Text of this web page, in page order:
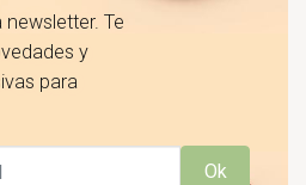
Te
y
para
Ok